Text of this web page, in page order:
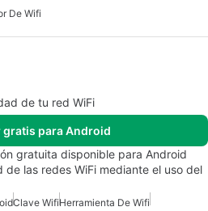
De Wifi
de tu red WiFi
gratis para Android
gratuita disponible para Android
las redes WiFi mediante el uso del
Clave WifiHerramienta De Wifi